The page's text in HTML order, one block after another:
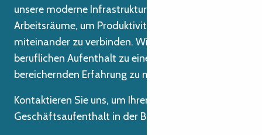
unsere moderne Infrastruktur und inspirierenden
Arbeitsräume, um Produktivität und Entspannung
miteinander zu verbinden. Wir sind hier, um Ihren
beruflichen Aufenthalt zu einer einzigartigen und
bereichernden Erfahrung zu machen!
Kontaktieren Sie uns, um Ihren nächsten
Geschäftsaufenthalt in der Bretagne zu planen!